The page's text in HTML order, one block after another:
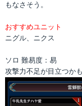
もなさそう。
おすすめユニット
ニグル、ニクス
ソロ 難易度：易
攻撃力不足が目立つか